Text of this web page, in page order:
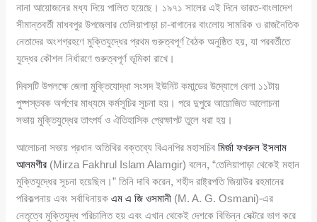
নানা আয়োজনের মধ্য দিয়ে পালিত হয়েছে। ১৯৭১ সালের এই দিনে ভারত-বাংলাদেশ
সীমান্তবর্তী মাধবপুর উপজেলার তেলিয়াপাড়া চা-বাগানের বাংলোয় সামরিক ও রাজনৈতিক
নেতাদের অংশগ্রহণে মুক্তিযুদ্ধের প্রথম গুরুত্বপূর্ণ বৈঠক অনুষ্ঠিত হয়, যা পরবর্তীতে
যুদ্ধের কৌশল নির্ধারণে গুরুত্বপূর্ণ ভূমিকা রাখে।
দিবসটি উপলক্ষে জেলা মুক্তিযোদ্ধা সংসদ ইউনিট কমান্ডের উদ্যোগে বেলা ১১টায়
পুষ্পস্তবক অর্পণের মাধ্যমে কর্মসূচির সূচনা হয়। পরে দুপুরে আয়োজিত আলোচনা
সভায় মুক্তিযুদ্ধের তাৎপর্য ও ঐতিহাসিক প্রেক্ষাপট তুলে ধরা হয়।
আলোচনা সভায় প্রধান অতিথির বক্তব্যে বিএনপির মহাসচিবমির্জা ফখরুল ইসলাম
আলমগীর (Mirza Fakhrul Islam Alamgir) বলেন, “তেলিয়াপাড়া থেকেই মহান
মুক্তিযুদ্ধের সূচনা হয়েছিল।” তিনি দাবি করেন, শহীদ রাষ্ট্রপতি জিয়াউর রহমানের
পরিকল্পনায় এবং সর্বাধিনায়কএম এ জি ওসমানী (M. A. G. Osmani)-এর
নেতৃত্বে মুক্তিযুদ্ধ পরিচালিত হয় এবং এখান থেকেই দেশকে বিভিন্ন সেক্টরে ভাগ করে